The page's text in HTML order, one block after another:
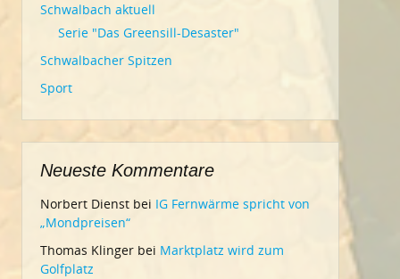
Schwalbach aktuell
Serie "Das Greensill-Desaster"
Schwalbacher Spitzen
Sport
Neueste Kommentare
Norbert Dienst bei IG Fernwärme spricht von
„Mondpreisen“
Thomas Klinger bei Marktplatz wird zum
Golfplatz